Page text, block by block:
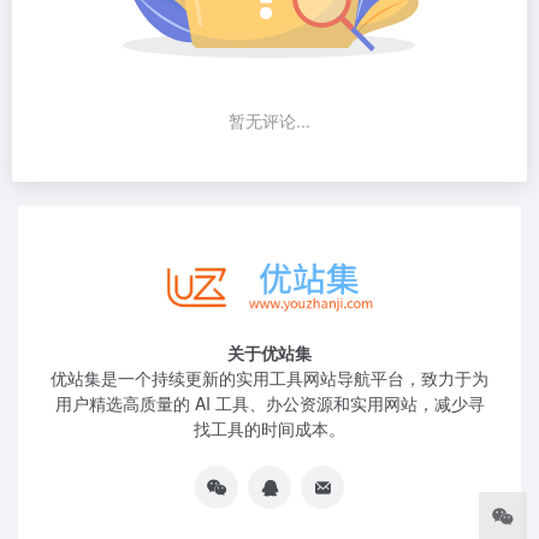
暂无评论...
关于优站集
优站集是一个持续更新的实用工具网站导航平台，致力于为
用户精选高质量的 AI 工具、办公资源和实用网站，减少寻
找工具的时间成本。